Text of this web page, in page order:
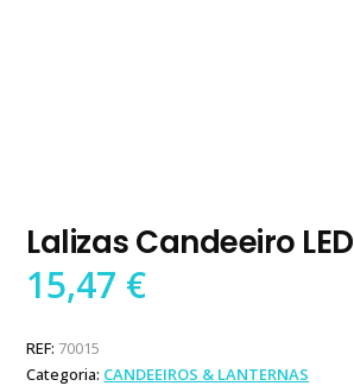
Lalizas Candeeiro LED
15,47 €
REF: 70015
Categoria: CANDEEIROS & LANTERNAS